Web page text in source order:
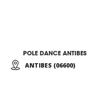
POLE DANCE ANTIBES
ANTIBES (06600)